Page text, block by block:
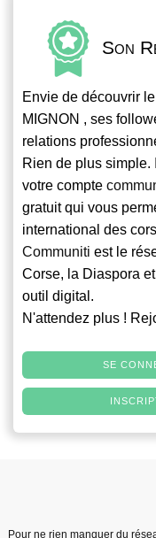
Son
Envie de découvrir
MIGNON , ses
relations
Rien de plus simple.
votre compte
gratuit qui vous
international des
Communiti est le
Corse, la Diaspora
outil digital.
N'attendez plus !
SE
Pour ne rien manquer du